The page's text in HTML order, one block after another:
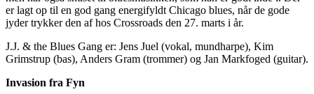
er lagt op til en god gang energifyldt Chicago blues, når de gode
jyder trykker den af hos Crossroads den 27. marts i år.
J.J. & the Blues Gang er: Jens Juel (vokal, mundharpe), Kim
Grimstrup (bas), Anders Gram (trommer) og Jan Markfoged (guitar).
Invasion fra Fyn